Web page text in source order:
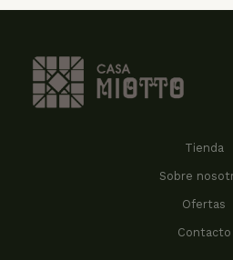
Tienda
Sobre
Ofertas
Contacto